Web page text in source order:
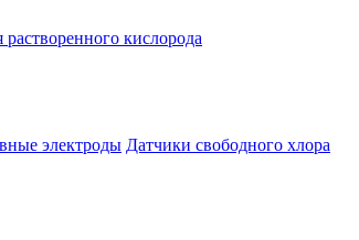
кислорода
электроды Датчики свободного хлора